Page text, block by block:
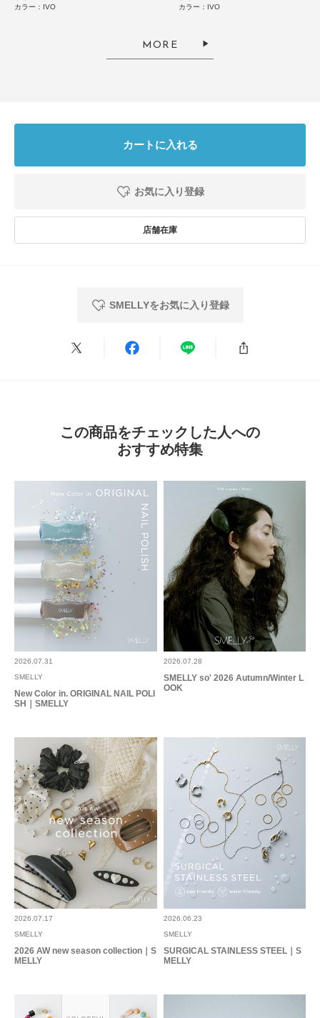
レースのようなクロシェ編みのスカーフですが、程よい甘さとカジュアルさ
とじる
カラー：IVO
カラー：IVO
MORE
カートに入れる
お気に入り登録
SMELLYをお気に入り登録
この商品をチェックした人への
おすすめ特集
2026.07.31
SMELLY
New Color in. ORIGINAL NAIL POLI
SH｜SMELLY
2026.07.28
SMELLY so' 2026 Autumn/Winter L
OOK
2026.07.17
SMELLY
2026 AW new season collection｜S
MELLY
2026.06.23
SMELLY
SURGICAL STAINLESS STEEL｜S
MELLY